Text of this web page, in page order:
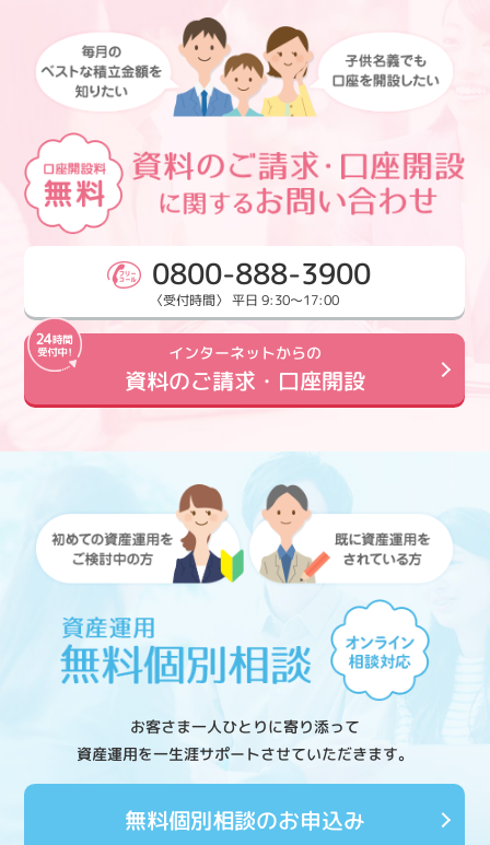
0800-888-3900
〈受付時間〉 平日 9:30～17:00
インターネットからの
資料のご請求・口座開設
お客さま一人ひとりに寄り添って
資産運用を一生涯サポートさせていただきます。
無料個別相談のお申込み